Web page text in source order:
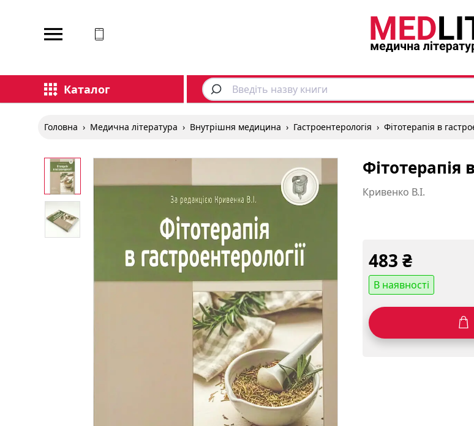
Каталог
Головна › Медична література › Внутрішня медицина › Гастроентерологія › Фітотерапія в
Фітотерапія
Кривенко В.І.
483 ₴
В наявності